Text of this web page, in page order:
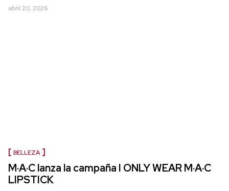
abril 20, 2026
BELLEZA
M·A·C lanza la campaña I ONLY WEAR M·A·C
LIPSTICK